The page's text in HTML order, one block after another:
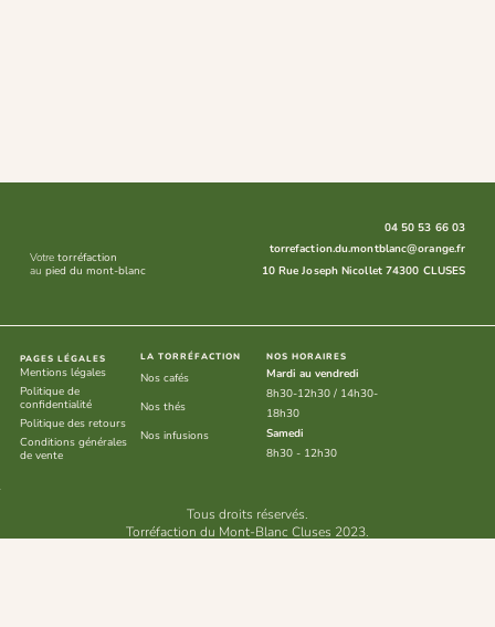
Votre torréfaction
au pied du mont-blanc
04 50 53 66 03
torrefaction.du.montblanc@orange.fr
10 Rue Joseph Nicollet 74300 CLUSES
NOS HORAIRES
Mardi au vendredi
8h30-12h30 / 14h30-
18h30
Samedi
8h30 - 12h30
LA TORRÉFACTION
Nos cafés
Nos thés
Nos infusions
PAGES LÉGALES
Mentions légales
Politique de
confidentialité
Politique des retours
Conditions générales
de vente
Tous droits réservés.
Torréfaction du Mont-Blanc Cluses 2023.